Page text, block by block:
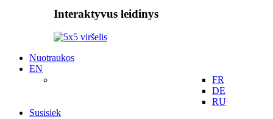
Interaktyvus leidinys
Nuotraukos
EN
FR
DE
RU
Susisiek